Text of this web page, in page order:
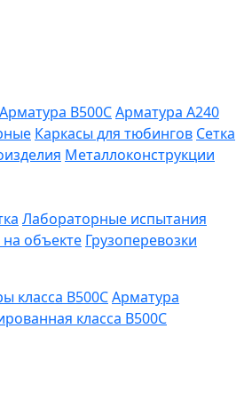
Арматура B500CАрматура A240
Каркасы для тюбингов Сетка
Металлоконструкции
Лабораторные испытания
объекте Грузоперевозки
класса В500САрматура
класса В500С